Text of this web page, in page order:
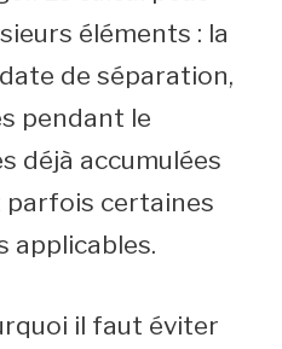
éléments : la
de séparation,
pendant le
déjà accumulées
parfois certaines
applicables.
il faut éviter